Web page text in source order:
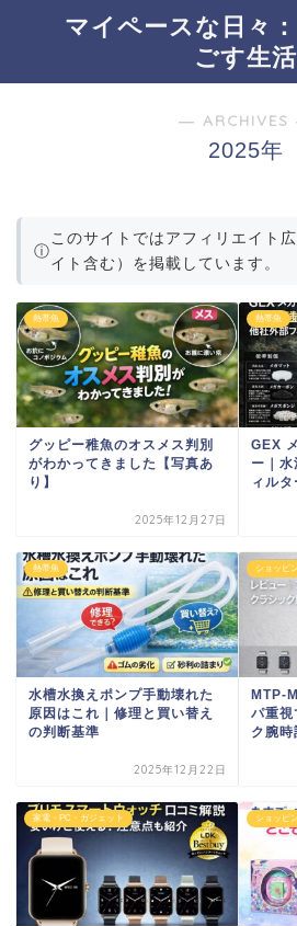
マイペースな日々
ごす生活
―
2025年
ⓘ
このサイトではアフィリエイト
イト含む）を掲載しています。
熱帯魚
グッピー稚魚のオスメス判別
がわかってきました【写真あ
り】
2025年12月27日
熱帯魚
GEX
ー｜
ィル
熱帯魚
水槽水換えポンプ手動壊れた
原因はこれ｜修理と買い替え
の判断基準
2025年12月22日
ショッピ
MTP-
パ重視
ク腕時
家電・PC・ガジェット ショッピ